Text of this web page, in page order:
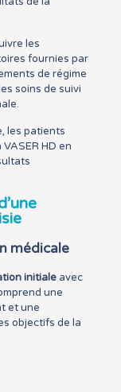
les
fournies par
de régime
soins de suivi
les patients
HD en
médicale
initialeavec
une
et une
objectifs de la